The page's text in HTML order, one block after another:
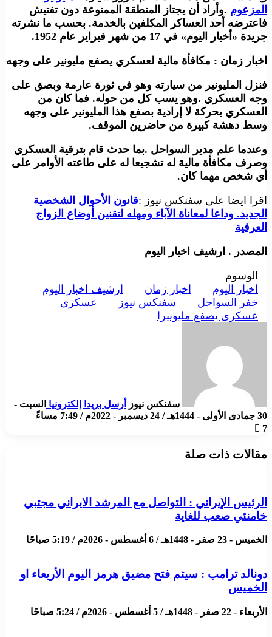
المزعوم .وأراد أن يجتاز المنطقة الممنوعة دون تفتيش
فاعترضه أحد العساكر المكلفين بالخدمة. بحسب ما نشرته
جريدة «أخبار اليوم» في 17 من شهر فبراير عام 1952.
اخبار زمان : مكافأة مالية لعسكري يصفع مليونير على وجهه
فنزل المليونير من سيارته وهو في ثورة عارمة وبصق على
وجه العسكري .وهو يسب كل من حوله. فما كان من
العسكري بحركة لا إرادية بصفع هذا المليونير على وجهه
وسط دهشة كبيرة من حاضرين الموقف.
وعندما علم مدير السواحل .بما حدث قام بترقية العسكري
وصرف مكافأة مالية له تشجيعا له على طاعته الأوامر على
أي شخص مهما كان.
اقرا ايضا على سفنكس نيوز :قانون الأحوال الشخصية
الجديد. وداعا لمعاناة الآباء ومهله لتقنين أوضاع الزواج
العرفية
المصدر . ارشيف اخبار اليوم
الوسوم
اخبار اليوم
اخبار زمان
ارشيف اخبار اليوم
خفر السواحل
سفنكس نيوز
عسكرى
عسكرى يصفع مليونيرا
سفنكس نيوز أرسل بريدا إلكترونيا السبت -
30 جمادى الأولى - 1444هـ / 24 ديسمبر - 2022م / 7:49 مساءً
7
مقالات ذات صلة
الرئيس الإيراني : التواصل مع المرشد الايراني مجتبي
خامنئي صعب للغاية
الخميس - 23 صفر - 1448هـ / 6 أغسطس - 2026م / 5:19 صباحًا
دونالد ترامب : سيتم فتح مضيق هرمز اليوم الأربعاء او
الخميس
الأربعاء - 22 صفر - 1448هـ / 5 أغسطس - 2026م / 5:24 صباحًا